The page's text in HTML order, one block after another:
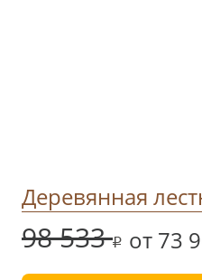
Деревянная
98 533 от 73